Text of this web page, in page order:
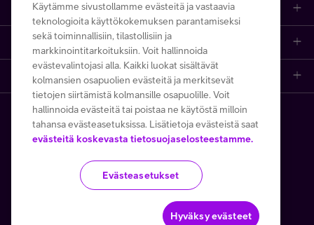
Puhelinliittymät
Mobiililaajakaista
Kodin laajakaista
Prepaid-liittymät
MTV Katsomo
Tarjoukset
iPhone 17
Samsung S26
Viaplay
Suoratoistopalvelut
Asiakastuki netissä
Etsi apua ja ohjeita
Tilauksen peruuttaminen
Opi ja inspiroidu
Nopeustesti (speed test)
Ota yhteyttä
Asiakaspalvelun yhteystiedot
Asioi kirjautuneena
Etsi Telia Kauppa
Yhteystiedot yrityksille
Telia Finland
Telia yrityksenä
Medialle
Avoimet työpaikat
Copyright Telia Company 2026 Tietosuoja ja -turva
Käyttöehdot Evästeiden käyttö
Toimitusehdot ja palvelukuvaukset
Käytämme tällä verkkosivustolla Google reCAPTCHAa
Käytämme sivustollamme evästeitä ja vastaavia
teknologioita käyttökokemuksen parantamiseksi
sekä toiminnallisiin, tilastollisiin ja
markkinointitarkoituksiin. Voit hallinnoida
evästevalintojasi alla. Kaikki luokat sisältävät
kolmansien osapuolien evästeitä ja merkitsevät
tietojen siirtämistä kolmansille osapuolille. Voit
hallinnoida evästeitä tai poistaa ne käytöstä milloin
tahansa evästeasetuksissa. Lisätietoja evästeistä saat
evästeitä koskevasta tietosuojaselosteestamme.
Evästeasetukset
Hyväksy evästeet